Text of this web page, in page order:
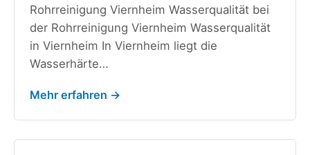
Rohrreinigung Viernheim Wasserqualität bei
der Rohrreinigung Viernheim Wasserqualität
in Viernheim In Viernheim liegt die
Wasserhärte…
Mehr erfahren →